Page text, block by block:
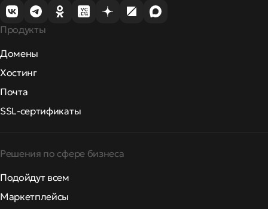
Продукты
Домены
Хостинг
Почта
SSL-сертификаты
Решения по сфере бизнеса
Подойдут всем
Маркетплейсы